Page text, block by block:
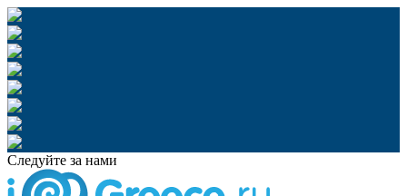
Следуйте за нами